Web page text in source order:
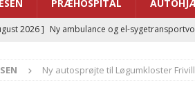
PRÆHOSPITAL
2026 ] Ny ambulance og el-
Ny autosprøjte til Løgumkloster